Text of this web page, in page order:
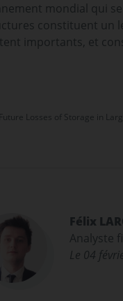
mondial qui
constituent un
importants, et
Losses of Storage in
Félix
Analyste
Le 04